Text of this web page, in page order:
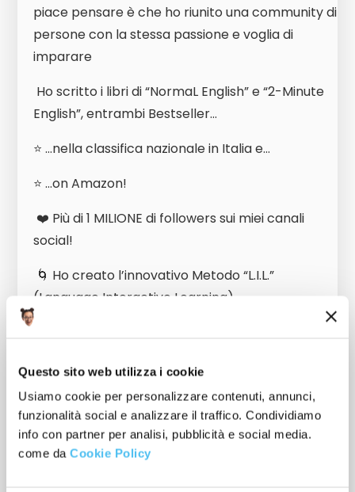
Questo sito web utilizza i cookie
Usiamo cookie per personalizzare contenuti, annunci,
funzionalità social e analizzare il traffico. Condividiamo
info con partner per analisi, pubblicità e social media.
come da Cookie Policy
piace pensare è che ho riunito una community di
persone con la stessa passione e voglia di
imparare
Ho scritto i libri di “NormaL English” e “2-Minute
English”, entrambi Bestseller…
⭐ …nella classifica nazionale in Italia e…
⭐ …on Amazon!
❤️ Più di 1 MILIONE di followers sui miei canali
social!
🌀 Ho creato l’innovativo Metodo “L.I.L.”
(Language Interactive Learning)
carriera di teacher, ho cercato una
soluzione a questo problema dei miei
studenti…